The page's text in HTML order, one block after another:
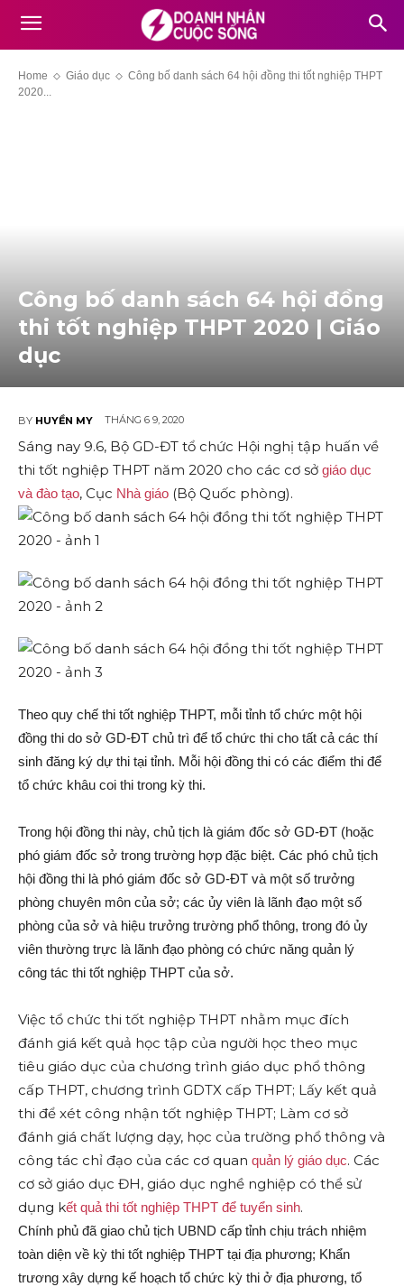
Home Giáo dục
Công bố danh sách 64 hội đồng thi tốt nghiệp THPT
2020...
Công bố danh sách 64 hội đồng
thi tốt nghiệp THPT 2020 | Giáo
dục
BY HUYỀN MY THÁNG 6 9, 2020
Sáng nay 9.6, Bộ GD-ĐT tổ chức Hội nghị tập huấn về
thi tốt nghiệp THPT năm 2020 cho các cơ sở giáo dục
và đào tạo, Cục Nhà giáo (Bộ Quốc phòng).
Theo quy chế thi tốt nghiệp THPT, mỗi tỉnh tổ chức một hội
đồng thi do sở GD-ĐT chủ trì để tổ chức thi cho tất cả các thí
sinh đăng ký dự thi tại tỉnh. Mỗi hội đồng thi có các điểm thi để
tổ chức khâu coi thi trong kỳ thi.
Trong hội đồng thi này, chủ tịch là giám đốc sở GD-ĐT (hoặc
phó giám đốc sở trong trường hợp đặc biệt. Các phó chủ tịch
hội đồng thi là phó giám đốc sở GD-ĐT và một số trưởng
phòng chuyên môn của sở; các ủy viên là lãnh đạo một số
phòng của sở và hiệu trưởng trường phổ thông, trong đó ủy
viên thường trực là lãnh đạo phòng có chức năng quản lý
công tác thi tốt nghiệp THPT của sở.
Việc tổ chức thi tốt nghiệp THPT nhằm mục đích
đánh giá kết quả học tập của người học theo mục
tiêu giáo dục của chương trình giáo dục phổ thông
cấp THPT, chương trình GDTX cấp THPT; Lấy kết quả
thi để xét công nhận tốt nghiệp THPT; Làm cơ sở
đánh giá chất lượng dạy, học của trường phổ thông và
công tác chỉ đạo của các cơ quan quản lý giáo dục. Các
cơ sở giáo dục ĐH, giáo dục nghề nghiệp có thể sử
dụng kết quả thi tốt nghiệp THPT để tuyển sinh.
Chính phủ đã giao chủ tịch UBND cấp tỉnh chịu trách nhiệm
toàn diện về kỳ thi tốt nghiệp THPT tại địa phương; Khẩn
trương xây dựng kế hoạch tổ chức kỳ thi ở địa phương, tổ